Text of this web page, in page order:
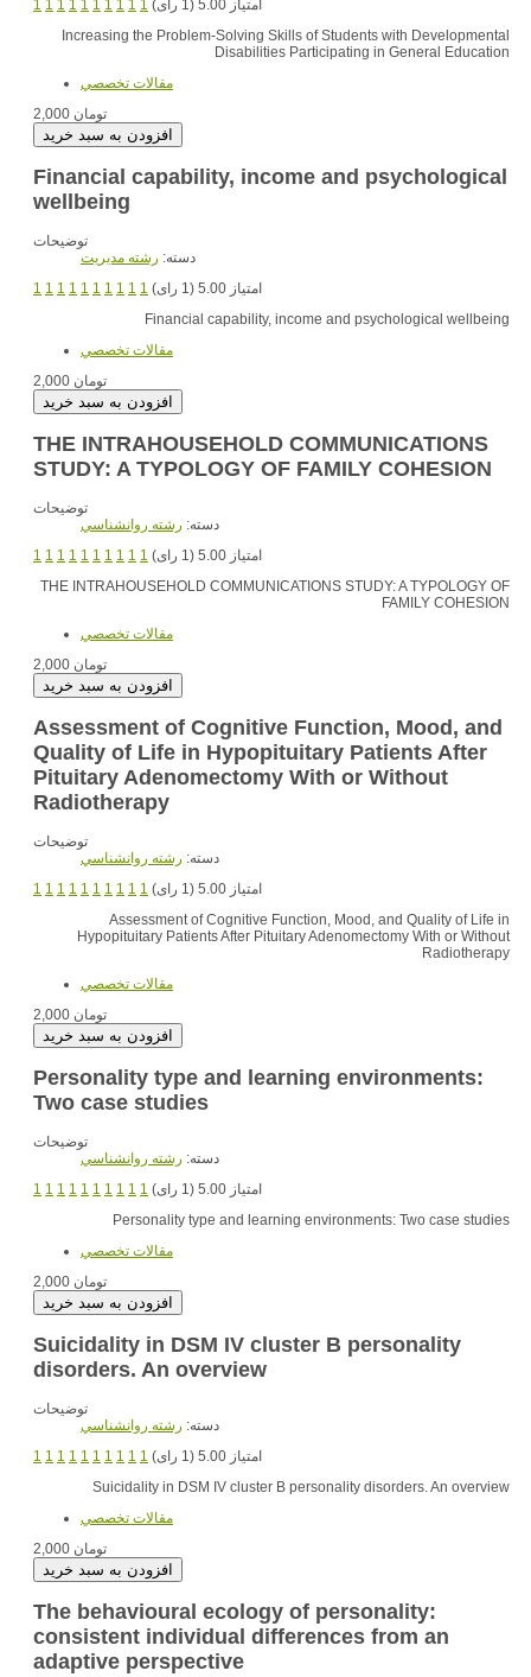
1 1 1 1 1 1 1 1 1 1
امتیاز 5.00 (1 رای)
Increasing the Problem-Solving Skills of Students with Developmental
Disabilities Participating in General Education
مقالات تخصصي
2,000 تومان
Financial capability, income and psychological
wellbeing
توضیحات
دسته: رشته مديريت
1 1 1 1 1 1 1 1 1 1
امتیاز 5.00 (1 رای)
Financial capability, income and psychological wellbeing
مقالات تخصصي
2,000 تومان
THE INTRAHOUSEHOLD COMMUNICATIONS
STUDY: A TYPOLOGY OF FAMILY COHESION
توضیحات
دسته: رشته روانشناسي
1 1 1 1 1 1 1 1 1 1
امتیاز 5.00 (1 رای)
THE INTRAHOUSEHOLD COMMUNICATIONS STUDY: A TYPOLOGY OF
FAMILY COHESION
مقالات تخصصي
2,000 تومان
Assessment of Cognitive Function, Mood, and
Quality of Life in Hypopituitary Patients After
Pituitary Adenomectomy With or Without
Radiotherapy
توضیحات
دسته: رشته روانشناسي
1 1 1 1 1 1 1 1 1 1
امتیاز 5.00 (1 رای)
Assessment of Cognitive Function, Mood, and Quality of Life in
Hypopituitary Patients After Pituitary Adenomectomy With or Without
Radiotherapy
مقالات تخصصي
2,000 تومان
Personality type and learning environments:
Two case studies
توضیحات
دسته: رشته روانشناسي
1 1 1 1 1 1 1 1 1 1
امتیاز 5.00 (1 رای)
Personality type and learning environments: Two case studies
مقالات تخصصي
2,000 تومان
Suicidality in DSM IV cluster B personality
disorders. An overview
توضیحات
دسته: رشته روانشناسي
1 1 1 1 1 1 1 1 1 1
امتیاز 5.00 (1 رای)
Suicidality in DSM IV cluster B personality disorders. An overview
مقالات تخصصي
2,000 تومان
The behavioural ecology of personality:
consistent individual differences from an
adaptive perspective